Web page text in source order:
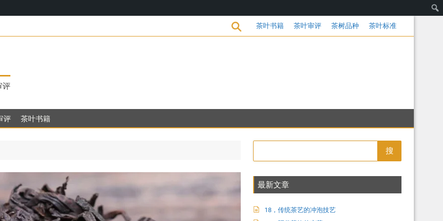
17，明代茶饮的变革 茶叶书籍 茶叶审评 茶树品种 茶叶标准
评
评 茶叶书籍
搜
最新文章
18，传统茶艺的冲泡技艺